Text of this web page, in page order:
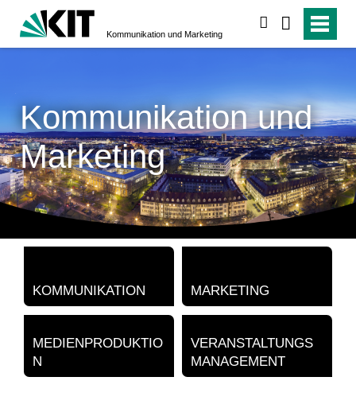
Kommunikation und Marketing
Kommunikation und
Marketing
KOMMUNIKATION MARKETING
MEDIENPRODUKTIO
N
VERANSTALTUNGS
MANAGEMENT